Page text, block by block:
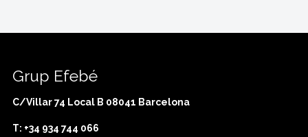
Grup Efebé
C/Villar 74 Local B 08041 Barcelona
T: +34 934 744 066